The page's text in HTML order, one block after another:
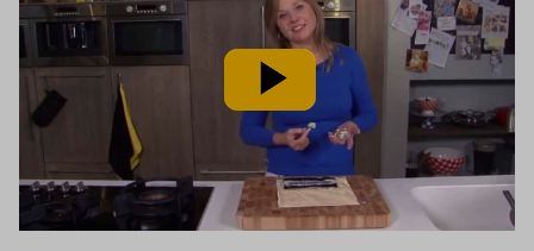
video
af